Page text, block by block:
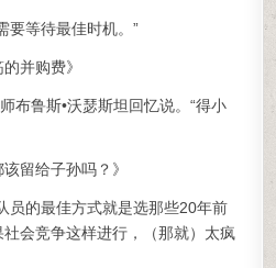
要等待最佳时机。”
并购费》
布鲁斯•沃瑟斯坦回忆说。“得小
留给子孙吗？》
员的最佳方式就是选那些20年前
会竞争这样进行，（那就）太疯